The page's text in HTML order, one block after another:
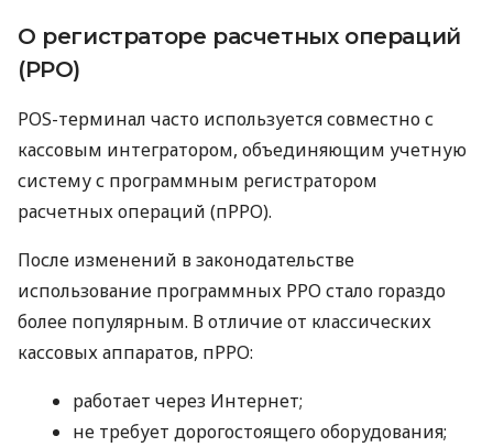
О регистраторе расчетных операций
(РРО)
POS-терминал часто используется совместно с
кассовым интегратором, объединяющим учетную
систему с программным регистратором
расчетных операций (пРРО).
После изменений в законодательстве
использование программных РРО стало гораздо
более популярным. В отличие от классических
кассовых аппаратов, пРРО:
работает через Интернет;
не требует дорогостоящего оборудования;